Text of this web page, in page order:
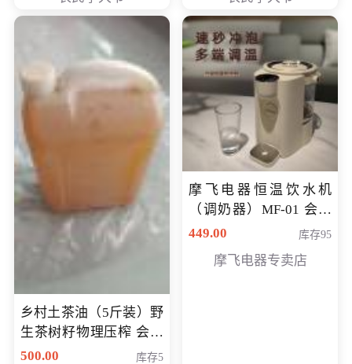
乡村土茶油（5斤装）野
生茶树籽物理压榨 会员
专享价400元
500.00 库存5
摩飞电器恒温饮水机
（调奶器）MF-01 会员
专享价366元
449.00 库存95
摩飞电器专卖店